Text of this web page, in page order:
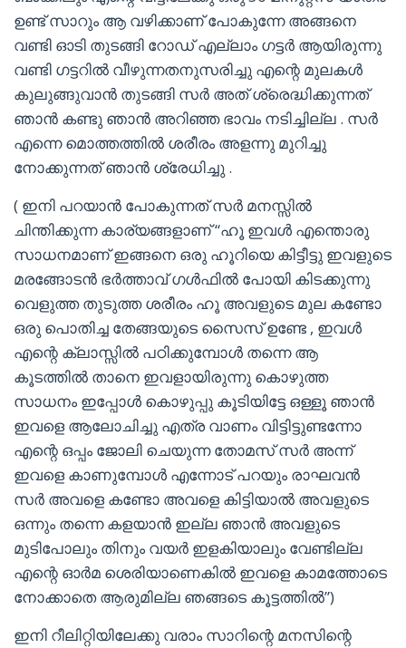
ഉണ്ട് സാറും ആ വഴിക്കാണ് പോകുന്നേ അങ്ങനെ
വണ്ടി ഓടി തുടങ്ങി റോഡ് എല്ലാം ഗട്ടർ ആയിരുന്നു
വണ്ടി ഗട്ടറിൽ വീഴുന്നതനുസരിച്ചു എന്റെ മുലകൾ
കുലുങ്ങുവാൻ തുടങ്ങി സർ അത് ശ്രെദ്ധിക്കുന്നത്
ഞാൻ കണ്ടു ഞാൻ അറിഞ്ഞ ഭാവം നടിച്ചില്ല . സർ
എന്നെ മൊത്തത്തിൽ ശരീരം അളന്നു മുറിച്ചു
നോക്കുന്നത് ഞാൻ ശ്രേധിച്ചു .
( ഇനി പറയാൻ പോകുന്നത് സർ മനസ്സിൽ
ചിന്തിക്കുന്ന കാര്യങ്ങളാണ് “ഹൂ ഇവൾ എന്തൊരു
സാധനമാണ് ഇങ്ങനെ ഒരു ഹൂറിയെ കിട്ടീട്ടു ഇവളുടെ
മരങ്ങോടൻ ഭർത്താവ് ഗൾഫിൽ പോയി കിടക്കുന്നു
വെളുത്ത തുടുത്ത ശരീരം ഹൂ അവളുടെ മുല കണ്ടോ
ഒരു പൊതിച്ച തേങ്ങയുടെ സൈസ് ഉണ്ടേ , ഇവൾ
എന്റെ ക്ലാസ്സിൽ പഠിക്കുമ്പോൾ തന്നെ ആ
കൂടത്തിൽ താനെ ഇവളായിരുന്നു കൊഴുത്ത
സാധനം ഇപ്പോൾ കൊഴുപ്പു കൂടിയിട്ടേ ഒള്ളൂ ഞാൻ
ഇവളെ ആലോചിച്ചു എത്ര വാണം വിട്ടിട്ടുണ്ടന്നോ
എന്റെ ഒപ്പം ജോലി ചെയുന്ന തോമസ് സർ അന്ന്
ഇവളെ കാണുമ്പോൾ എന്നോട് പറയും രാഘവൻ
സർ അവളെ കണ്ടോ അവളെ കിട്ടിയാൽ അവളുടെ
ഒന്നും തന്നെ കളയാൻ ഇല്ല ഞാൻ അവളുടെ
മുടിപോലും തിനും വയർ ഇളകിയാലും വേണ്ടില്ല
എന്റെ ഓർമ ശെരിയാണെകിൽ ഇവളെ കാമത്തോടെ
നോക്കാതെ ആരുമില്ല ഞങ്ങടെ കൂട്ടത്തിൽ”)
ഇനി റീലിറ്റിയിലേക്കു വരാം സാറിന്റെ മനസിന്റെ